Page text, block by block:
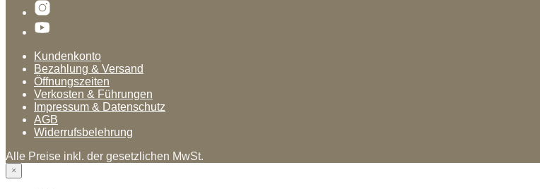
Kundenkonto
Bezahlung & Versand
Öffnungszeiten
Verkosten & Führungen
Impressum & Datenschutz
AGB
Widerrufsbelehrung
Alle Preise inkl. der gesetzlichen MwSt.
×